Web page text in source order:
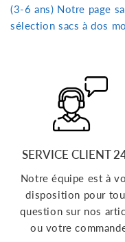
(3-6 ans) Notre page
sélection sacs à dos
SERVICE CLIENT
Notre équipe est à
disposition pour
question sur nos
ou votre